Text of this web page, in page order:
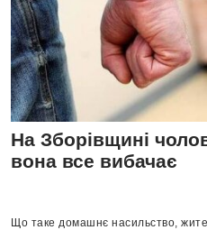
На Зборівщині
вона все вибачає
Що таке домашнє насильство,